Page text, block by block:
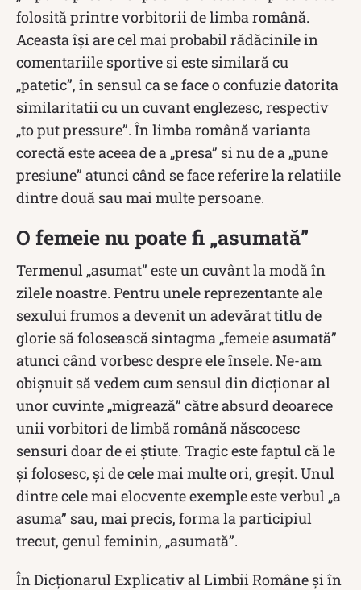
folosită printre vorbitorii de limba română.
Aceasta își are cel mai probabil rădăcinile in
comentariile sportive si este similară cu
„patetic”, în sensul ca se face o confuzie datorita
similaritatii cu un cuvant englezesc, respectiv
„to put pressure”. În limba română varianta
corectă este aceea de a „presa” si nu de a „pune
presiune” atunci când se face referire la relatiile
dintre două sau mai multe persoane.
O femeie nu poate fi „asumată”
Termenul „asumat” este un cuvânt la modă în
zilele noastre. Pentru unele reprezentante ale
sexului frumos a devenit un adevărat titlu de
glorie să folosească sintagma „femeie asumată”
atunci când vorbesc despre ele însele. Ne-am
obișnuit să vedem cum sensul din dicționar al
unor cuvinte „migrează” către absurd deoarece
unii vorbitori de limbă română născocesc
sensuri doar de ei știute. Tragic este faptul că le
și folosesc, și de cele mai multe ori, greșit. Unul
dintre cele mai elocvente exemple este verbul „a
asuma” sau, mai precis, forma la participiul
trecut, genul feminin, „asumată”.
În Dicționarul Explicativ al Limbii Române şi în